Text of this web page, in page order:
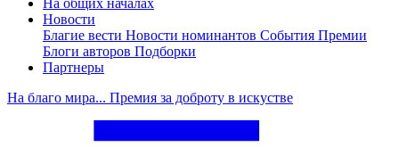
На общих началах
Новости
Благие вести Новости номинантов События Премии
Блоги авторов Подборки
Партнеры
На благо мира... Премия за доброту в искустве